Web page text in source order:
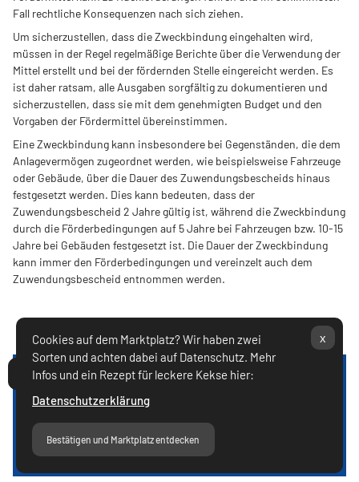
Cookies auf dem Marktplatz? Wir haben zwei
Sorten und achten dabei auf Datenschutz. Mehr
Infos und ein Rezept für leckere Kekse hier:
Datenschutzerklärung
Bestätigen und Marktplatz entdecken
x
Kursindex öffnen
Fall rechtliche Konsequenzen nach sich ziehen.
Um sicherzustellen, dass die Zweckbindung eingehalten wird,
müssen in der Regel regelmäßige Berichte über die Verwendung der
Mittel erstellt und bei der fördernden Stelle eingereicht werden. Es
ist daher ratsam, alle Ausgaben sorgfältig zu dokumentieren und
sicherzustellen, dass sie mit dem genehmigten Budget und den
Vorgaben der Fördermittel übereinstimmen.
Eine Zweckbindung kann insbesondere bei Gegenständen, die dem
Anlagevermögen zugeordnet werden, wie beispielsweise Fahrzeuge
oder Gebäude, über die Dauer des Zuwendungsbescheids hinaus
festgesetzt werden. Dies kann bedeuten, dass der
Zuwendungsbescheid 2 Jahre gültig ist, während die Zweckbindung
durch die Förderbedingungen auf 5 Jahre bei Fahrzeugen bzw. 10-15
Jahre bei Gebäuden festgesetzt ist. Die Dauer der Zweckbindung
kann immer den Förderbedingungen und vereinzelt auch dem
Zuwendungsbescheid entnommen werden.
LinkedIn
Barrierefreiheit